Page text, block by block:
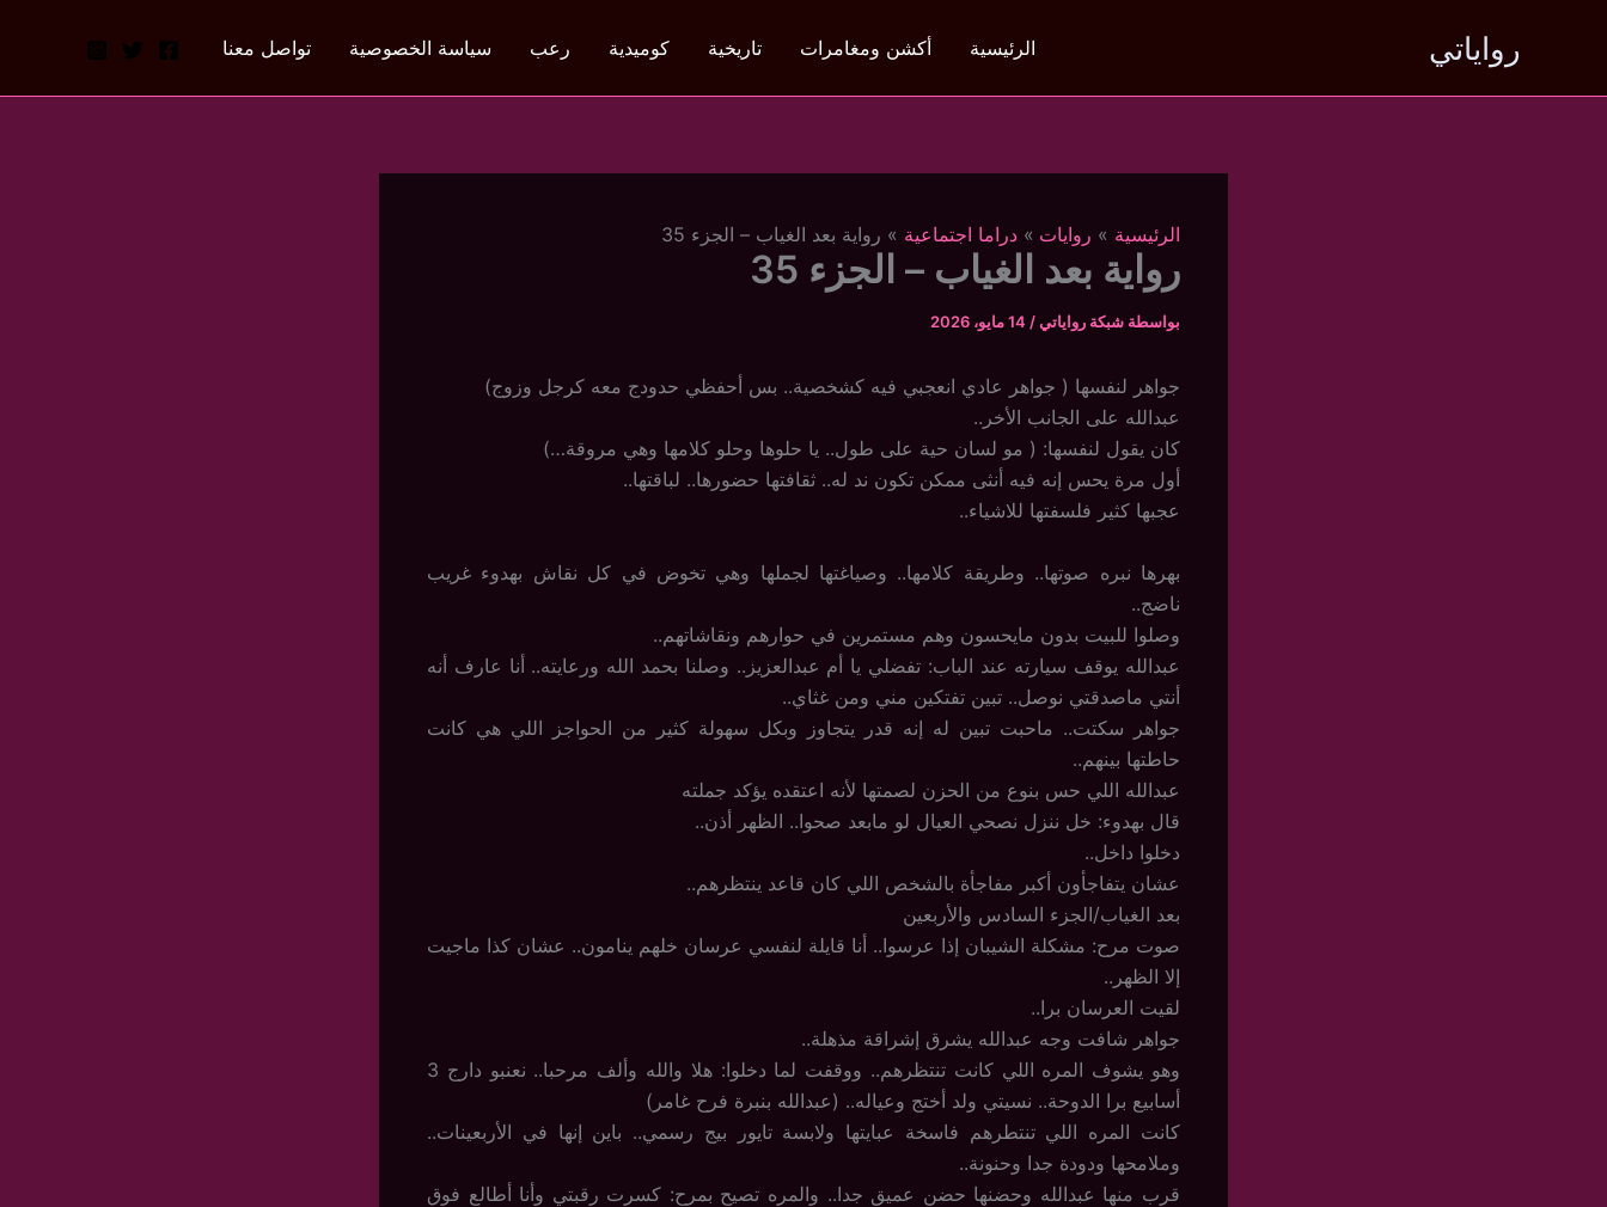
رواياتي الرئيسية أكشن ومغامرات تاريخية كوميدية رعب سياسة الخصوصية تواصل معنا
الرئيسية روايات دراما اجتماعية رواية بعد الغياب – الجزء 35
رواية بعد الغياب – الجزء 35
بواسطة شبكة رواياتي/ 14 مايو، 2026
جواهر لنفسها ( جواهر عادي انعجبي فيه كشخصية.. بس أحفظي حدودج معه كرجل وزوج)
عبدالله على الجانب الأخر..
كان يقول لنفسها: ( مو لسان حية على طول.. يا حلوها وحلو كلامها وهي مروقة…)
أول مرة يحس إنه فيه أنثى ممكن تكون ند له.. ثقافتها حضورها.. لباقتها..
عجبها كثير فلسفتها للاشياء..
بهرها نبره صوتها.. وطريقة كلامها.. وصياغتها لجملها وهي تخوض في كل نقاش بهدوء غريب
ناضج..
وصلوا للبيت بدون مايحسون وهم مستمرين في حوارهم ونقاشاتهم..
عبدالله يوقف سيارته عند الباب: تفضلي يا أم عبدالعزيز.. وصلنا بحمد الله ورعايته.. أنا عارف أنه
أنتي ماصدقتي نوصل.. تبين تفتكين مني ومن غثاي..
جواهر سكتت.. ماحبت تبين له إنه قدر يتجاوز وبكل سهولة كثير من الحواجز اللي هي كانت
حاطتها بينهم..
عبدالله اللي حس بنوع من الحزن لصمتها لأنه اعتقده يؤكد جملته
قال بهدوء: خل ننزل نصحي العيال لو مابعد صحوا.. الظهر أذن..
دخلوا داخل..
عشان يتفاجأون أكبر مفاجأة بالشخص اللي كان قاعد ينتظرهم..
بعد الغياب/الجزء السادس والأربعين
صوت مرح: مشكلة الشيبان إذا عرسوا.. أنا قايلة لنفسي عرسان خلهم ينامون.. عشان كذا ماجيت
إلا الظهر..
لقيت العرسان برا..
جواهر شافت وجه عبدالله يشرق إشراقة مذهلة..
وهو يشوف المره اللي كانت تنتظرهم.. ووقفت لما دخلوا: هلا والله وألف مرحبا.. نعنبو دارج 3
أسابيع برا الدوحة.. نسيتي ولد أختج وعياله.. (عبدالله بنبرة فرح غامر)
كانت المره اللي تنتطرهم فاسخة عبايتها ولابسة تايور بيج رسمي.. باين إنها في الأربعينات..
وملامحها ودودة جدا وحنونة..
قرب منها عبدالله وحضنها حضن عميق جدا.. والمره تصيح بمرح: كسرت رقبتي وأنا أطالع فوق